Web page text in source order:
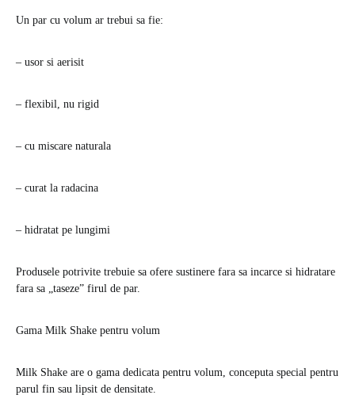
Un par cu volum ar trebui sa fie:
– usor si aerisit
– flexibil, nu rigid
– cu miscare naturala
– curat la radacina
– hidratat pe lungimi
Produsele potrivite trebuie sa ofere sustinere fara sa incarce si hidratare
fara sa „taseze” firul de par.
Gama Milk Shake pentru volum
Milk Shake are o gama dedicata pentru volum, conceputa special pentru
parul fin sau lipsit de densitate.